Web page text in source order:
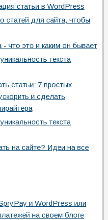
статьи в WordPress
статей для сайта, чтобы
- что это и каким он бывает
текста
статьи: 7 простых
и сделать
текста
на сайте? Идеи на все
и WordPress или
на своем блоге